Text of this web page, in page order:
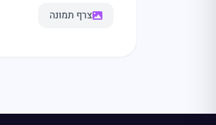
צרף תמונה